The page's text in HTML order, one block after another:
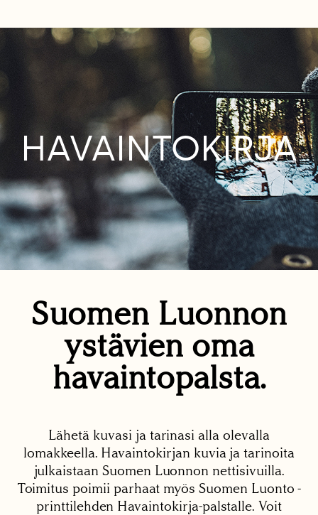
HAVAINTOKIRJA
Suomen Luonnon
ystävien oma
havaintopalsta.
Lähetä kuvasi ja tarinasi alla olevalla
lomakkeella. Havaintokirjan kuvia ja tarinoita
julkaistaan Suomen Luonnon nettisivuilla.
Toimitus poimii parhaat myös Suomen Luonto -
printtilehden Havaintokirja-palstalle. Voit